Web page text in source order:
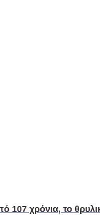
107 χρόνια, το